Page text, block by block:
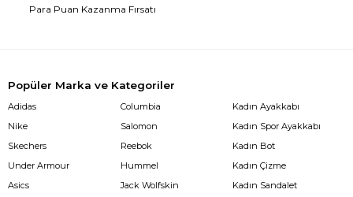
Para Puan Kazanma Fırsatı
Popüler Marka ve Kategoriler
Adidas
Nike
Skechers
Under Armour
Asics
Columbia
Salomon
Reebok
Hummel
Jack Wolfskin
Kadın Ayakkabı
Kadın Spor Ayakkabı
Kadın Bot
Kadın Çizme
Kadın Sandalet